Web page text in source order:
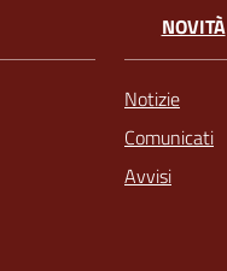
NOVITÀ
Notizie
Comunicati
Avvisi